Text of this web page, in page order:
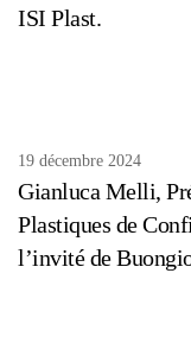
ISI Plast.
19 décembre 2024
Gianluca Melli,
Plastiques de
l’invité de